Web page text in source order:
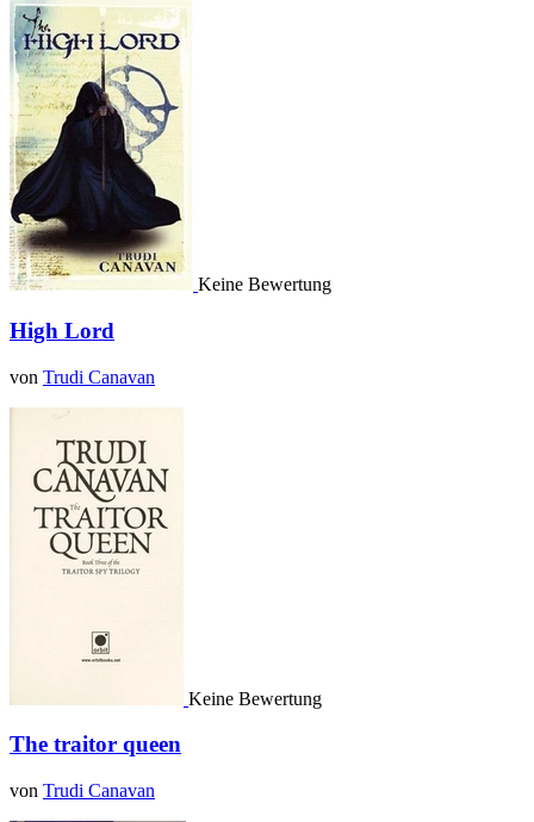
Keine Bewertung
High Lord
von Trudi Canavan
Keine Bewertung
The traitor queen
von Trudi Canavan